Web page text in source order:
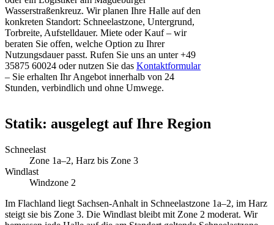
Wasserstraßenkreuz. Wir planen Ihre Halle auf den
konkreten Standort: Schneelastzone, Untergrund,
Torbreite, Aufstelldauer. Miete oder Kauf – wir
beraten Sie offen, welche Option zu Ihrer
Nutzungsdauer passt. Rufen Sie uns an unter +49
35875 60024 oder nutzen Sie das Kontaktformular
– Sie erhalten Ihr Angebot innerhalb von 24
Stunden, verbindlich und ohne Umwege.
Statik: ausgelegt auf Ihre Region
Schneelast
Zone 1a–2, Harz bis Zone 3
Windlast
Windzone 2
Im Flachland liegt Sachsen-Anhalt in Schneelastzone 1a–2, im Harz
steigt sie bis Zone 3. Die Windlast bleibt mit Zone 2 moderat. Wir